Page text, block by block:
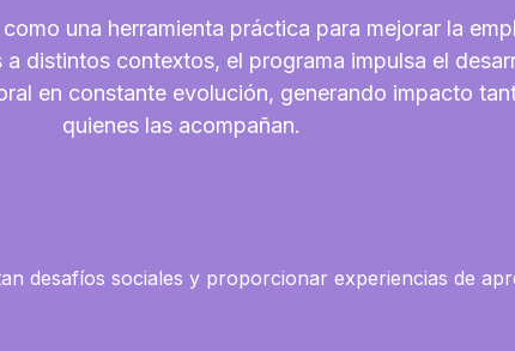
una herramienta práctica para mejorar la
distintos contextos, el programa impulsa el
en constante evolución, generando impacto
quienes las acompañan.
desafíos sociales y proporcionar experiencias de